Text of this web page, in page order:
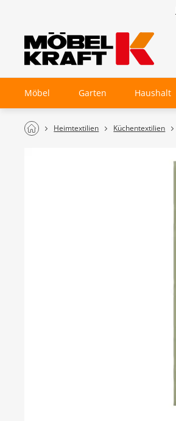
Möbel Garten Haushalt
Heimtextilien Küchentextilien